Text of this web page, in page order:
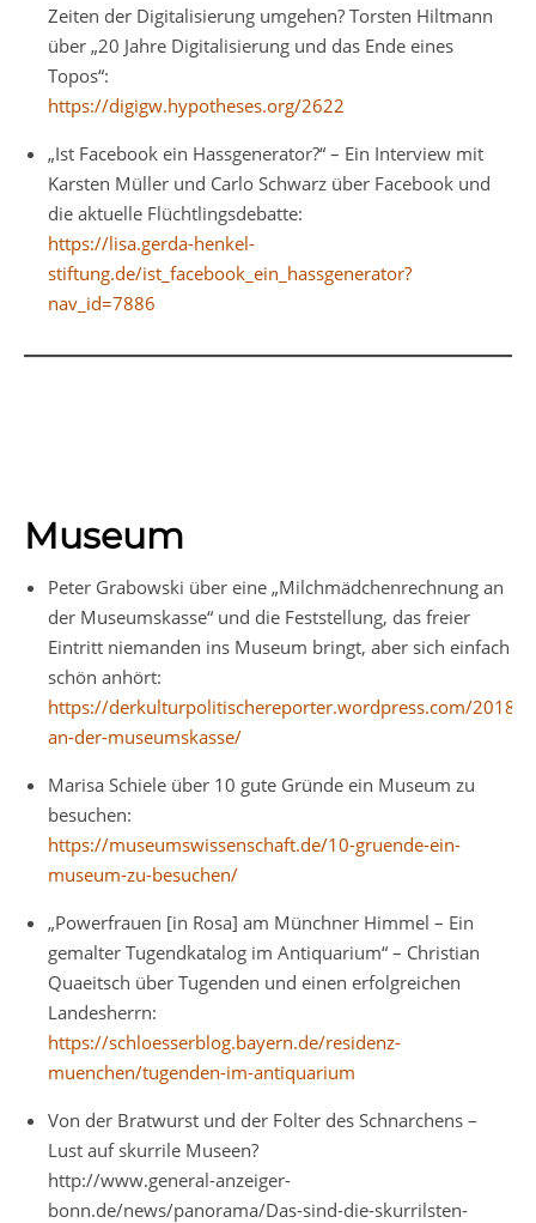
Zeiten der Digitalisierung umgehen? Torsten Hiltmann
über „20 Jahre Digitalisierung und das Ende eines
Topos“:
https://digigw.hypotheses.org/2622
„Ist Facebook ein Hassgenerator?“ – Ein Interview mit
Karsten Müller und Carlo Schwarz über Facebook und
die aktuelle Flüchtlingsdebatte:
https://lisa.gerda-henkel-
stiftung.de/ist_facebook_ein_hassgenerator?
nav_id=7886
Museum
Peter Grabowski über eine „Milchmädchenrechnung an
der Museumskasse“ und die Feststellung, das freier
Eintritt niemanden ins Museum bringt, aber sich einfach
schön anhört:
https://derkulturpolitischereporter.wordpress.com/2018/
an-der-museumskasse/
Marisa Schiele über 10 gute Gründe ein Museum zu
besuchen:
https://museumswissenschaft.de/10-gruende-ein-
museum-zu-besuchen/
„Powerfrauen [in Rosa] am Münchner Himmel – Ein
gemalter Tugendkatalog im Antiquarium“ – Christian
Quaeitsch über Tugenden und einen erfolgreichen
Landesherrn:
https://schloesserblog.bayern.de/residenz-
muenchen/tugenden-im-antiquarium
Von der Bratwurst und der Folter des Schnarchens –
Lust auf skurrile Museen?
http://www.general-anzeiger-
bonn.de/news/panorama/Das-sind-die-skurrilsten-